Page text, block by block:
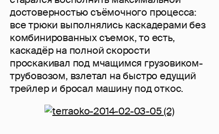
достоверностью съёмочного процесса:
все трюки выполнялись каскадерами без
комбинированных съемок, то есть,
каскадёр на полной скорости
проскакивал под мчащимся грузовиком-
трубовозом, взлетал на быстро едущий
трейлер и бросал машину под откос.